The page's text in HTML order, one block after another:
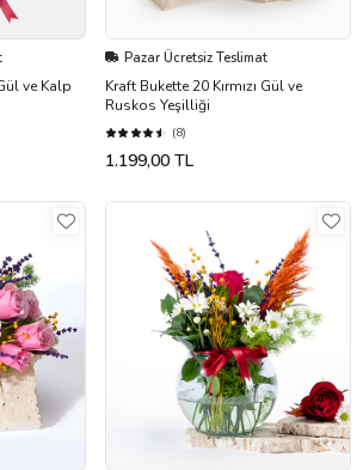
ve Kalp
Pazar Ücretsiz Teslimat
Kraft Bukette 20 Kırmızı Gül ve
Ruskos Yeşilliği
(8)
1.199,00 TL